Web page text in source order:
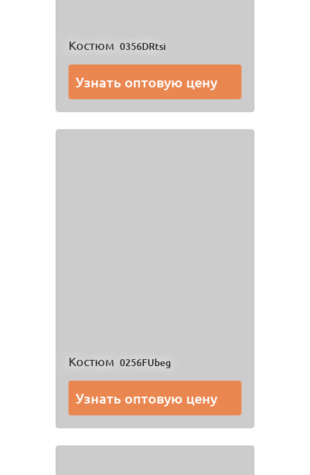
Костюм 0356DRtsi
Узнать оптовую цену
Костюм 0256FUbeg
Узнать оптовую цену